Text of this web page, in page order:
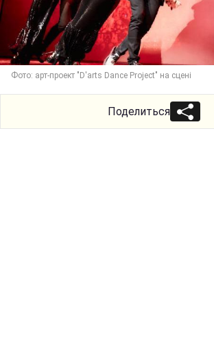
Фото: арт-проект "D'arts Dance Project" на сцені
Поделиться